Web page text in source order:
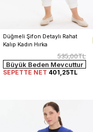
Düğmeli Şifon Detaylı Rahat
Kalıp Kadın Hırka
535,00TL
Büyük Beden Mevcuttur
SEPETTE NET 401,25TL